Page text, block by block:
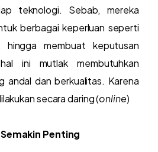
teknologi. Sebab, mereka
berbagai keperluan seperti
hingga membuat keputusan
ini mutlak membutuhkan
andal dan berkualitas. Karena
secara daring (online)
Penting